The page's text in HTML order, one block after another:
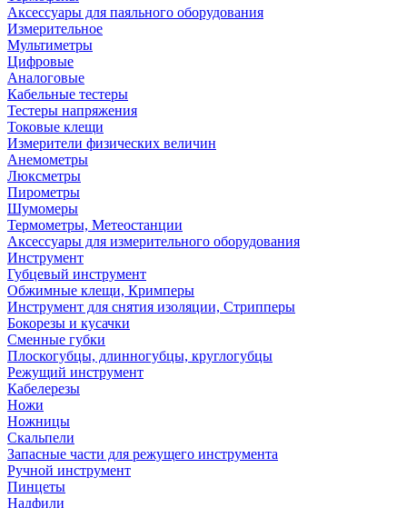
Аксессуары для паяльного оборудования
Измерительное
Мультиметры
Цифровые
Аналоговые
Кабельные тестеры
Тестеры напряжения
Токовые клещи
Измерители физических величин
Анемометры
Люксметры
Пирометры
Шумомеры
Термометры, Метеостанции
Аксессуары для измерительного оборудования
Инструмент
Губцевый инструмент
Обжимные клещи, Кримперы
Инструмент для снятия изоляции, Стрипперы
Бокорезы и кусачки
Сменные губки
Плоскогубцы, длинногубцы, круглогубцы
Режущий инструмент
Кабелерезы
Ножи
Ножницы
Скальпели
Запасные части для режущего инструмента
Ручной инструмент
Пинцеты
Надфили